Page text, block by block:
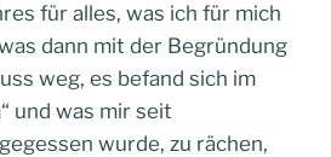
für alles, was ich für mich
dann mit der Begründung
weg, es befand sich im
und was mir seit
wurde, zu rächen,